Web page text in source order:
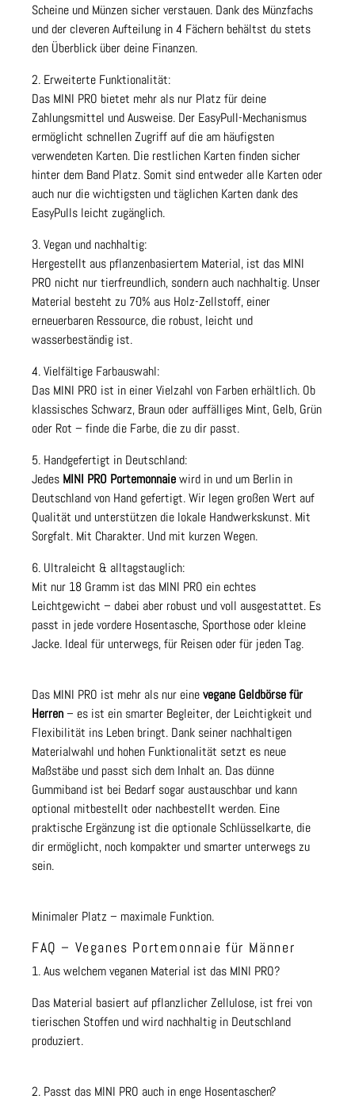
Scheine und Münzen sicher verstauen. Dank des Münzfachs
und der cleveren Aufteilung in 4 Fächern behältst du stets
den Überblick über deine Finanzen.
2. Erweiterte Funktionalität:
Das MINI PRO bietet mehr als nur Platz für deine
Zahlungsmittel und Ausweise. Der EasyPull-Mechanismus
ermöglicht schnellen Zugriff auf die am häufigsten
verwendeten Karten. Die restlichen Karten finden sicher
hinter dem Band Platz. Somit sind entweder alle Karten oder
auch nur die wichtigsten und täglichen Karten dank des
EasyPulls leicht zugänglich.
3. Vegan und nachhaltig:
Hergestellt aus pflanzenbasiertem Material, ist das MINI
PRO nicht nur tierfreundlich, sondern auch nachhaltig. Unser
Material besteht zu 70% aus Holz-Zellstoff, einer
erneuerbaren Ressource, die robust, leicht und
wasserbeständig ist.
4. Vielfältige Farbauswahl:
Das MINI PRO ist in einer Vielzahl von Farben erhältlich. Ob
klassisches Schwarz, Braun oder auffälliges Mint, Gelb, Grün
oder Rot – finde die Farbe, die zu dir passt.
5. Handgefertigt in Deutschland:
Jedes MINI PRO Portemonnaiewird in und um Berlin in
Deutschland von Hand gefertigt. Wir legen großen Wert auf
Qualität und unterstützen die lokale Handwerkskunst. Mit
Sorgfalt. Mit Charakter. Und mit kurzen Wegen.
6. Ultraleicht & alltagstauglich:
Mit nur 18 Gramm ist das MINI PRO ein echtes
Leichtgewicht – dabei aber robust und voll ausgestattet. Es
passt in jede vordere Hosentasche, Sporthose oder kleine
Jacke. Ideal für unterwegs, für Reisen oder für jeden Tag.
Das MINI PRO ist mehr als nur einevegane Geldbörse für
Herren– es ist ein smarter Begleiter, der Leichtigkeit und
Flexibilität ins Leben bringt. Dank seiner nachhaltigen
Materialwahl und hohen Funktionalität setzt es neue
Maßstäbe und passt sich dem Inhalt an. Das dünne
Gummiband ist bei Bedarf sogar austauschbar und kann
optional mitbestellt oder nachbestellt werden. Eine
praktische Ergänzung ist die optionale Schlüsselkarte, die
dir ermöglicht, noch kompakter und smarter unterwegs zu
sein.
Minimaler Platz – maximale Funktion.
FAQ – Veganes Portemonnaie für Männer
1. Aus welchem veganen Material ist das MINI PRO?
Das Material basiert auf pflanzlicher Zellulose, ist frei von
tierischen Stoffen und wird nachhaltig in Deutschland
produziert.
2. Passt das MINI PRO auch in enge Hosentaschen?